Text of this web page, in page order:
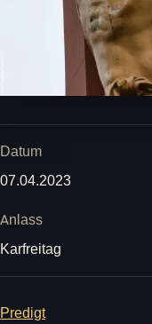
Datum
07.04.2023
Anlass
Karfreitag
Predigt